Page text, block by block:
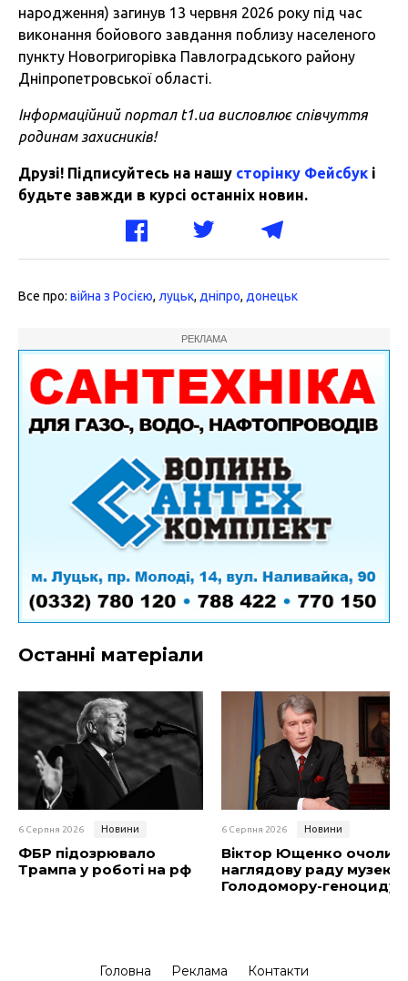
народження) загинув 13 червня 2026 року під час
виконання бойового завдання поблизу населеного
пункту Новогригорівка Павлоградського району
Дніпропетровської області.
Інформаційний портал t1.ua висловлює співчуття
родинам захисників!
Друзі! Підписуйтесь на нашу сторінку Фейсбук і
будьте завжди в курсі останніх новин.
Все про: війна з Росією, луцьк, дніпро, донецьк
РЕКЛАМА
Останні матеріали
6 Серпня 2026 Новини
ФБР підозрювало
Трампа у роботі на рф
6 Серпня 2026 Новини
Віктор Ющенко очолив
наглядову раду музею
Голодомору-геноциду
Головна Реклама Контакти